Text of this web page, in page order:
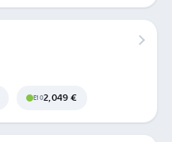
E102,049 €